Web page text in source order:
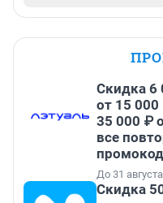
Скидка 6
от 15
35 000 ₽
все
До 31
Скидка